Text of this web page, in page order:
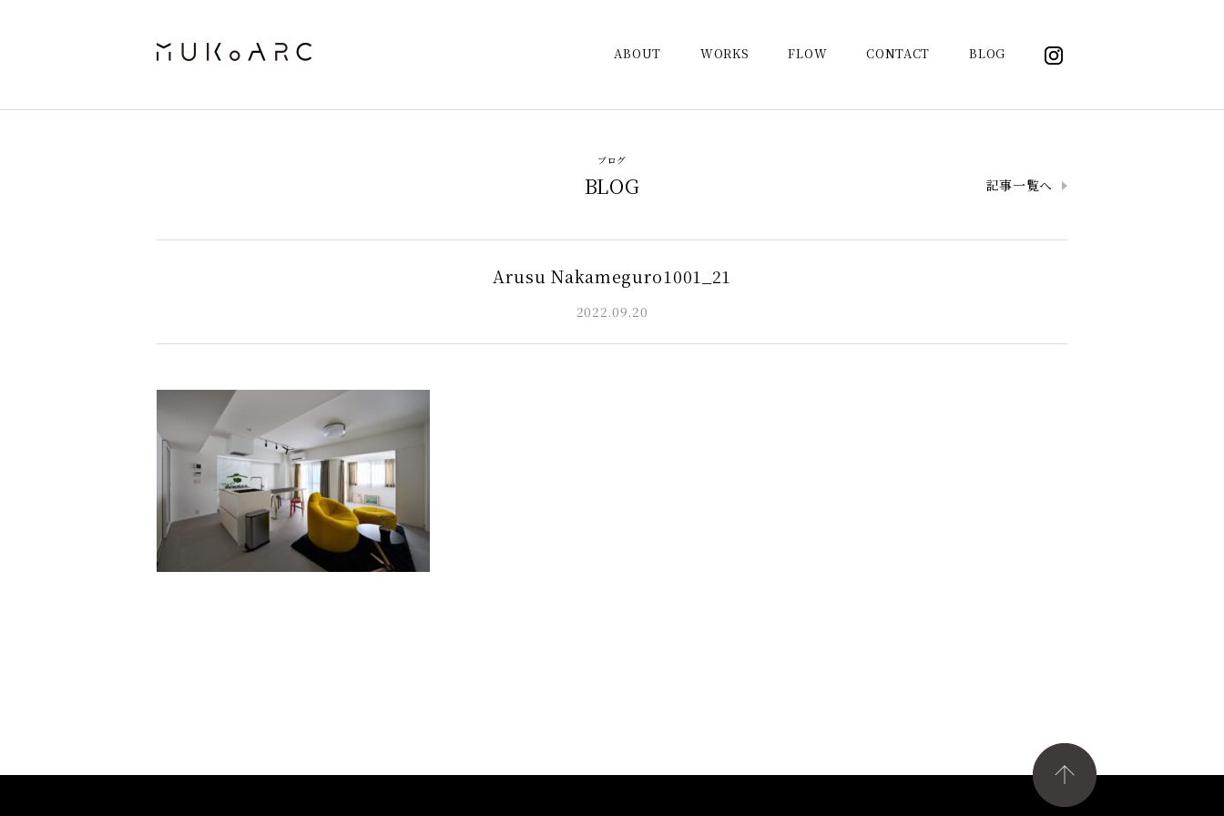
ABOUT WORKS FLOW CONTACT BLOG
ブログ
BLOG 記事一覧へ
Arusu Nakameguro1001_21
2022.09.20